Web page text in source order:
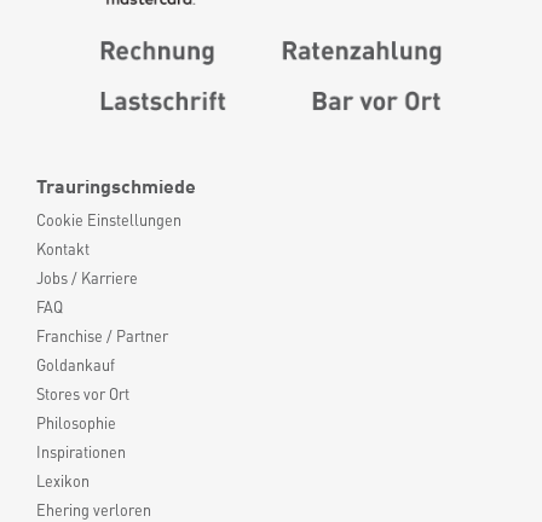
Trauringschmiede
Cookie Einstellungen
Kontakt
Jobs / Karriere
FAQ
Franchise / Partner
Goldankauf
Stores vor Ort
Philosophie
Inspirationen
Lexikon
Ehering verloren